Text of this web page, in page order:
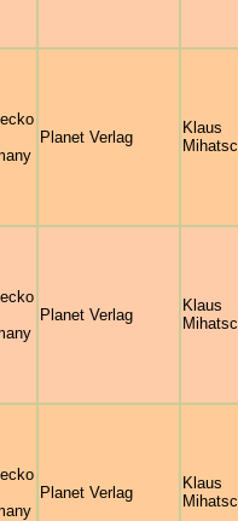
Planet Verlag
Klaus
Planet Verlag
Klaus
Planet Verlag
Klaus